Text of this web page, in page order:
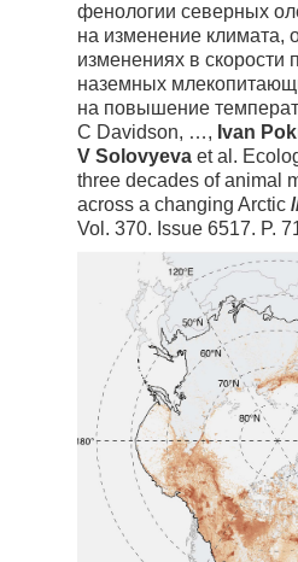
фенологии северных
на изменение климата,
изменениях в скорости
наземных
на повышение
C Davidson, …, Ivan
V Solovyeva et al.
three decades of animal
across a changing Arctic
Vol. 370. Issue 6517. P.